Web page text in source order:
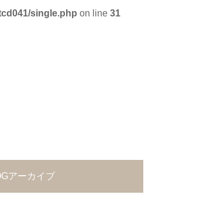
single.php on line 31
アーカイブ